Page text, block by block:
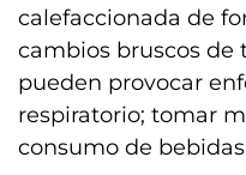
calefaccionada de
cambios bruscos de
pueden provocar
respiratorio; tomar
consumo de